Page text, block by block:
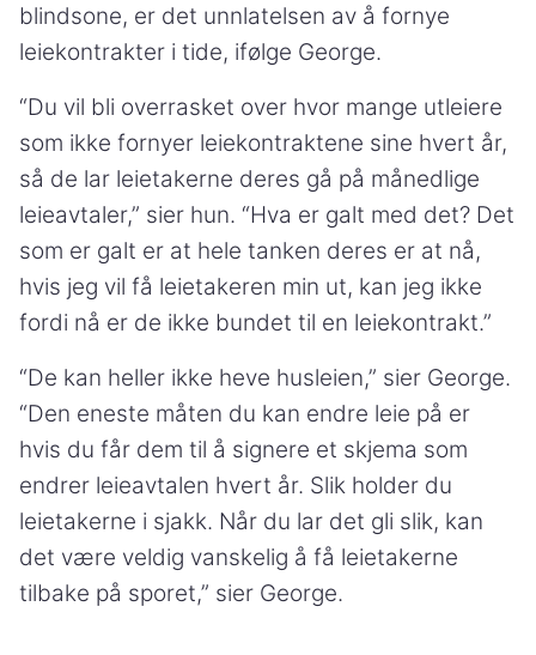
blindsone, er det unnlatelsen av å fornye
leiekontrakter i tide, ifølge George.
“Du vil bli overrasket over hvor mange utleiere
som ikke fornyer leiekontraktene sine hvert år,
så de lar leietakerne deres gå på månedlige
leieavtaler,” sier hun. “Hva er galt med det? Det
som er galt er at hele tanken deres er at nå,
hvis jeg vil få leietakeren min ut, kan jeg ikke
fordi nå er de ikke bundet til en leiekontrakt.”
“De kan heller ikke heve husleien,” sier George.
“Den eneste måten du kan endre leie på er
hvis du får dem til å signere et skjema som
endrer leieavtalen hvert år. Slik holder du
leietakerne i sjakk. Når du lar det gli slik, kan
det være veldig vanskelig å få leietakerne
tilbake på sporet,” sier George.